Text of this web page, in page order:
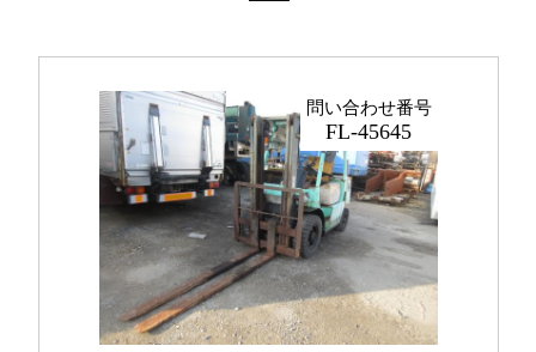
問い合わせ番号
FL-45645